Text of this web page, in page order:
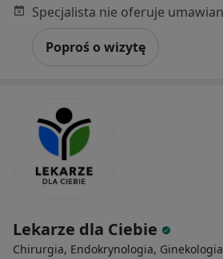
Poproś o wizytę
Lekarze dla Ciebie
Chirurgia, Endokrynologia, Ginekologia